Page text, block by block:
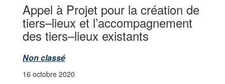
Appel à Projet pour la création de
tiers–lieux et l’accompagnement
des tiers–lieux existants
Non classé
16 octobre 2020